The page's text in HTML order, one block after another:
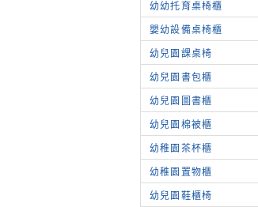
幼幼托育桌椅櫃
嬰幼設備桌椅櫃
幼兒園課桌椅
幼兒園書包櫃
幼兒園圖書櫃
幼兒園棉被櫃
幼稚園茶杯櫃
幼稚園置物櫃
幼兒園鞋櫃椅